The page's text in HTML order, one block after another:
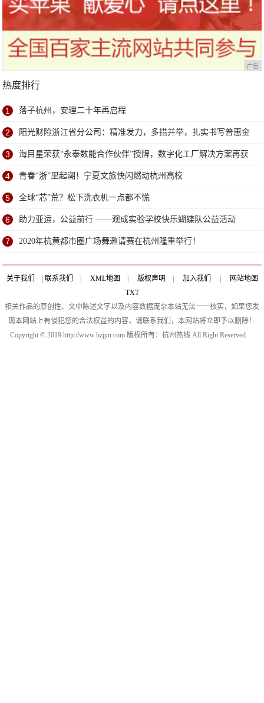
广告
热度排行
1 落子杭州，安理二十年再启程
2 阳光财险浙江省分公司：精准发力，多措并举，扎实书写普惠金
融大文章
3 海目星荣获“永泰数能合作伙伴”授牌，数字化工厂解决方案再获
厂商重量级认证
4 青春“浙”里起潮！宁夏文旅快闪燃动杭州高校
5 全球“芯”荒？松下洗衣机一点都不慌
6 助力亚运，公益前行 ——观成实验学校快乐蝴蝶队公益活动
7 2020年杭黄都市圈广场舞邀请赛在杭州隆重举行！
关于我们 | 联系我们 | XML地图 | 版权声明 | 加入我们 |
网站地图
TXT
相关作品的原创性、文中陈述文字以及内容数据庞杂本站无法一一核实，如果您发
现本网站上有侵犯您的合法权益的内容，请联系我们，本网站将立即予以删除！
Copyright © 2019 http://www.hzjyn.com 版权所有：杭州热线 All Right Reserved.